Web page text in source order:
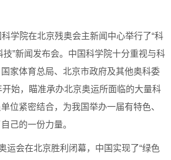
院在北京残奥会主新闻中心举行了“科
”新闻发布会。中国科学院十分重视与科
家体育总局、北京市政府及其他奥科委
始，瞄准承办北京奥运所面临的大量科
位紧密结合，为我国举办一届有特色、
己的一份力量。
会在北京胜利闭幕，中国实现了“绿色